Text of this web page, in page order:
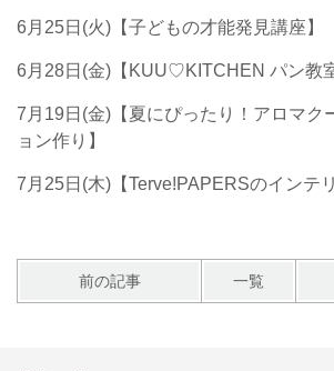
6月25日(火)【子どもの才能発見講座】
6月28日(金)【KUU♡KITCHEN パン教
7月19日(金)【夏にぴったり！アロマク
ョン作り】
7月25日(木)【Terve!PAPERSのインテ
前の記事 一覧